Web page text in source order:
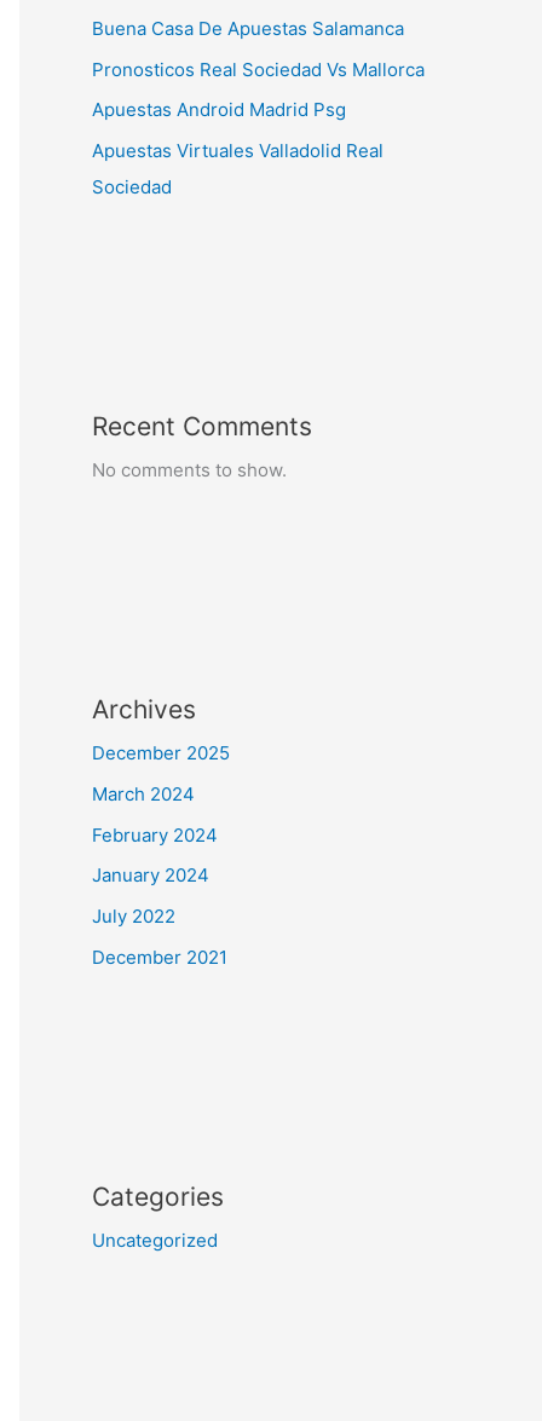
Buena Casa De Apuestas Salamanca
Pronosticos Real Sociedad Vs Mallorca
Apuestas Android Madrid Psg
Apuestas Virtuales Valladolid Real
Sociedad
Recent Comments
No comments to show.
Archives
December 2025
March 2024
February 2024
January 2024
July 2022
December 2021
Categories
Uncategorized